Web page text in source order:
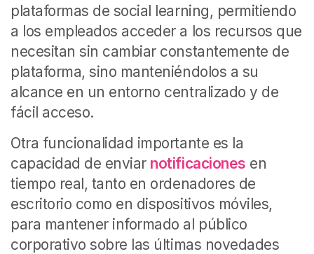
plataformas de social learning, permitiendo
a los empleados acceder a los recursos que
necesitan sin cambiar constantemente de
plataforma, sino manteniéndolos a su
alcance en un entorno centralizado y de
fácil acceso.
Otra funcionalidad importante es la
capacidad de enviar notificaciones en
tiempo real, tanto en ordenadores de
escritorio como en dispositivos móviles,
para mantener informado al público
corporativo sobre las últimas novedades